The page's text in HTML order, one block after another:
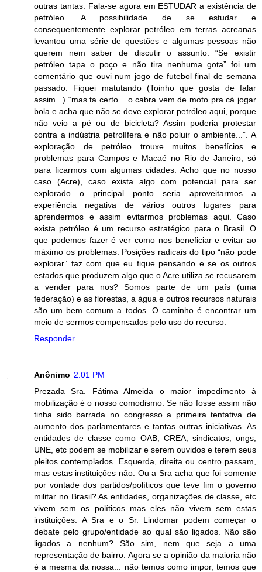
outras tantas. Fala-se agora em ESTUDAR a existência de
petróleo. A possibilidade de se estudar e
consequentemente explorar petróleo em terras acreanas
levantou uma série de questões e algumas pessoas não
querem nem saber de discutir o assunto. “Se existir
petróleo tapa o poço e não tira nenhuma gota” foi um
comentário que ouvi num jogo de futebol final de semana
passado. Fiquei matutando (Toinho que gosta de falar
assim...) “mas ta certo... o cabra vem de moto pra cá jogar
bola e acha que não se deve explorar petróleo aqui, porque
não veio a pé ou de bicicleta? Assim poderia protestar
contra a indústria petrolífera e não poluir o ambiente...”. A
exploração de petróleo trouxe muitos benefícios e
problemas para Campos e Macaé no Rio de Janeiro, só
para ficarmos com algumas cidades. Acho que no nosso
caso (Acre), caso exista algo com potencial para ser
explorado o principal ponto seria aproveitarmos a
experiência negativa de vários outros lugares para
aprendermos e assim evitarmos problemas aqui. Caso
exista petróleo é um recurso estratégico para o Brasil. O
que podemos fazer é ver como nos beneficiar e evitar ao
máximo os problemas. Posições radicais do tipo “não pode
explorar” faz com que eu fique pensando e se os outros
estados que produzem algo que o Acre utiliza se recusarem
a vender para nos? Somos parte de um país (uma
federação) e as florestas, a água e outros recursos naturais
são um bem comum a todos. O caminho é encontrar um
meio de sermos compensados pelo uso do recurso.
Responder
Anônimo 2:01 PM
Prezada Sra. Fátima Almeida o maior impedimento à
mobilização é o nosso comodismo. Se não fosse assim não
tinha sido barrada no congresso a primeira tentativa de
aumento dos parlamentares e tantas outras iniciativas. As
entidades de classe como OAB, CREA, sindicatos, ongs,
UNE, etc podem se mobilizar e serem ouvidos e terem seus
pleitos contemplados. Esquerda, direita ou centro passam,
mas estas instituições não. Ou a Sra acha que foi somente
por vontade dos partidos/políticos que teve fim o governo
militar no Brasil? As entidades, organizações de classe, etc
vivem sem os políticos mas eles não vivem sem estas
instituições. A Sra e o Sr. Lindomar podem começar o
debate pelo grupo/entidade ao qual são ligados. Não são
ligados a nenhum? São sim, nem que seja a uma
representação de bairro. Agora se a opinião da maioria não
é a mesma da nossa... não temos como impor, temos que